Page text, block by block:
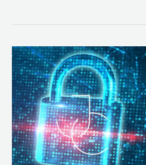
Prática:
Desenvolvimento,
Segurança
e
Operações